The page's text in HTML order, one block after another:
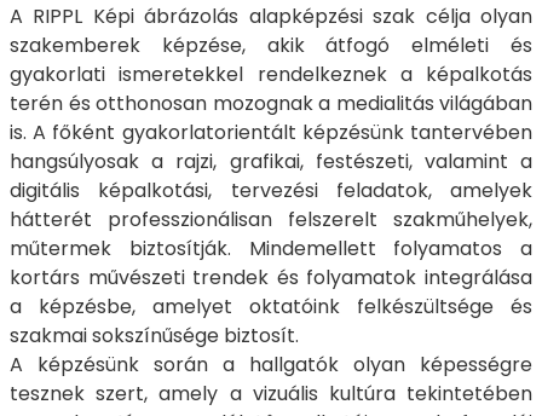
A RIPPL Képi ábrázolás alapképzési szak célja olyan
szakemberek képzése, akik átfogó elméleti és
gyakorlati ismeretekkel rendelkeznek a képalkotás
terén és otthonosan mozognak a medialitás világában
is. A főként gyakorlatorientált képzésünk tantervében
hangsúlyosak a rajzi, grafikai, festészeti, valamint a
digitális képalkotási, tervezési feladatok, amelyek
hátterét professzionálisan felszerelt szakműhelyek,
műtermek biztosítják. Mindemellett folyamatos a
kortárs művészeti trendek és folyamatok integrálása
a képzésbe, amelyet oktatóink felkészültsége és
szakmai sokszínűsége biztosít.
A képzésünk során a hallgatók olyan képességre
tesznek szert, amely a vizuális kultúra tekintetében